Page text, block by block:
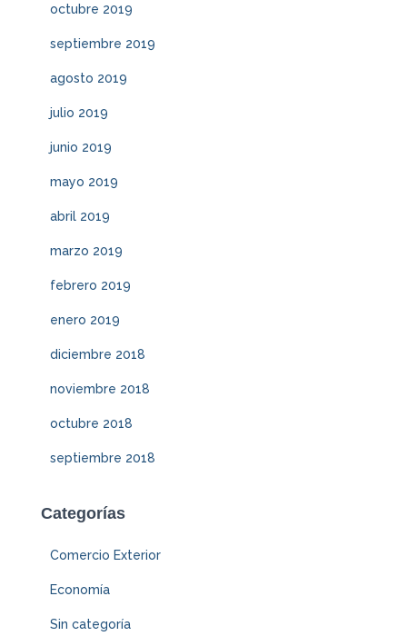
octubre 2019
septiembre 2019
agosto 2019
julio 2019
junio 2019
mayo 2019
abril 2019
marzo 2019
febrero 2019
enero 2019
diciembre 2018
noviembre 2018
octubre 2018
septiembre 2018
Categorías
Comercio Exterior
Economía
Sin categoría